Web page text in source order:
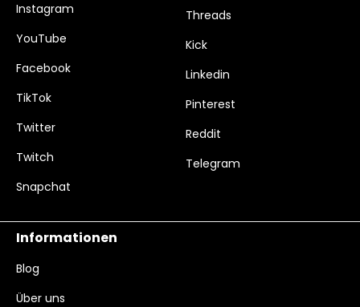
Instagram
YouTube
Facebook
TikTok
Twitter
Twitch
Snapchat
Threads
Kick
Linkedin
Pinterest
Reddit
Telegram
Informationen
Blog
Über uns